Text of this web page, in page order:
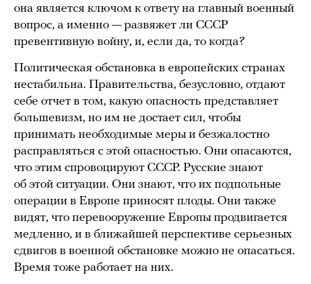
она является ключом к ответу на главный военный
вопрос, а именно — развяжет ли СССР
превентивную войну, и, если да, то когда?
Политическая обстановка в европейских странах
нестабильна. Правительства, безусловно, отдают
себе отчет в том, какую опасность представляет
большевизм, но им не достает сил, чтобы
принимать необходимые меры и безжалостно
расправляться с этой опасностью. Они опасаются,
что этим спровоцируют СССР. Русские знают
об этой ситуации. Они знают, что их подпольные
операции в Европе приносят плоды. Они также
видят, что перевооружение Европы продвигается
медленно, и в ближайшей перспективе серьезных
сдвигов в военной обстановке можно не опасаться.
Время тоже работает на них.